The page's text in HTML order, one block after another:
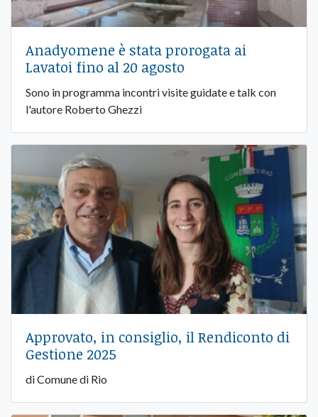
Anadyomene è stata prorogata ai
Lavatoi fino al 20 agosto
Sono in programma incontri visite guidate e talk con
l'autore Roberto Ghezzi
Approvato, in consiglio, il Rendiconto di
Gestione 2025
di Comune di Rio